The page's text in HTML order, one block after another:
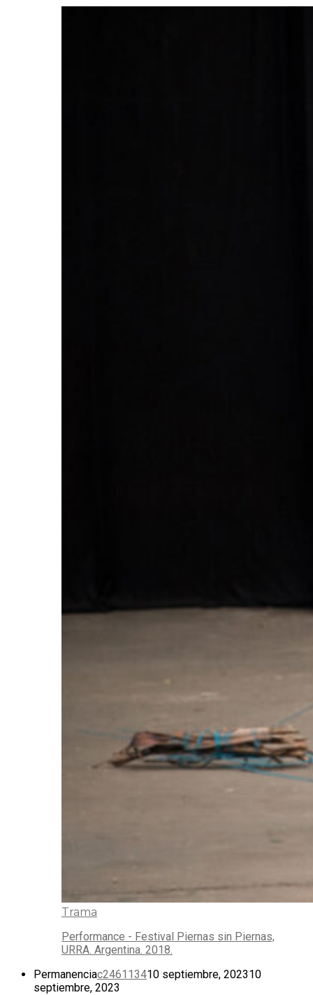
Trama
Performance - Festival Piernas sin Piernas,
URRA. Argentina. 2018.
Permanenciac246113410 septiembre, 202310
septiembre, 2023